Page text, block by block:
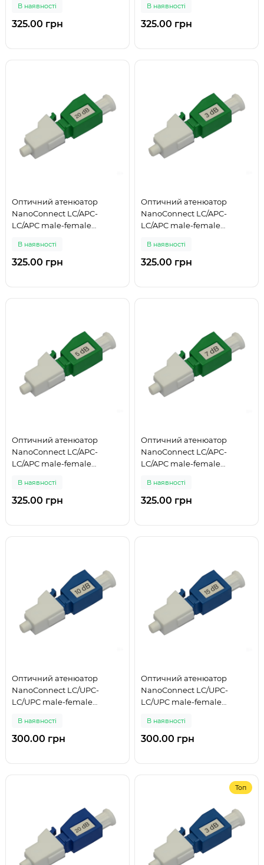
В наявності
325.00 грн
В наявності
325.00 грн
Оптичний атенюатор
NanoConnect LC/APC-
LC/APC male-female
В наявності
325.00 грн
Оптичний атенюатор
NanoConnect LC/APC-
LC/APC male-female
В наявності
325.00 грн
Оптичний атенюатор
NanoConnect LC/APC-
LC/APC male-female
В наявності
325.00 грн
Оптичний атенюатор
NanoConnect LC/APC-
LC/APC male-female
В наявності
325.00 грн
Оптичний атенюатор
NanoConnect LC/UPC-
LC/UPC male-female
В наявності
300.00 грн
Оптичний атенюатор
NanoConnect LC/UPC-
LC/UPC male-female
В наявності
300.00 грн
Топ